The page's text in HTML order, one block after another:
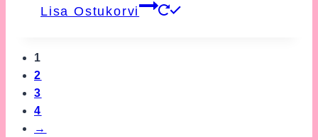
Lisa Ostukorvi
1
2
3
4
→